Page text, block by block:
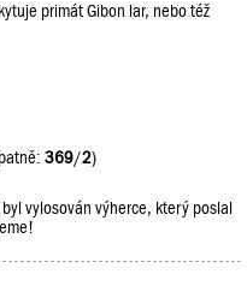
primát Gibon lar, nebo též
369/2)
vylosován výherce, který poslal